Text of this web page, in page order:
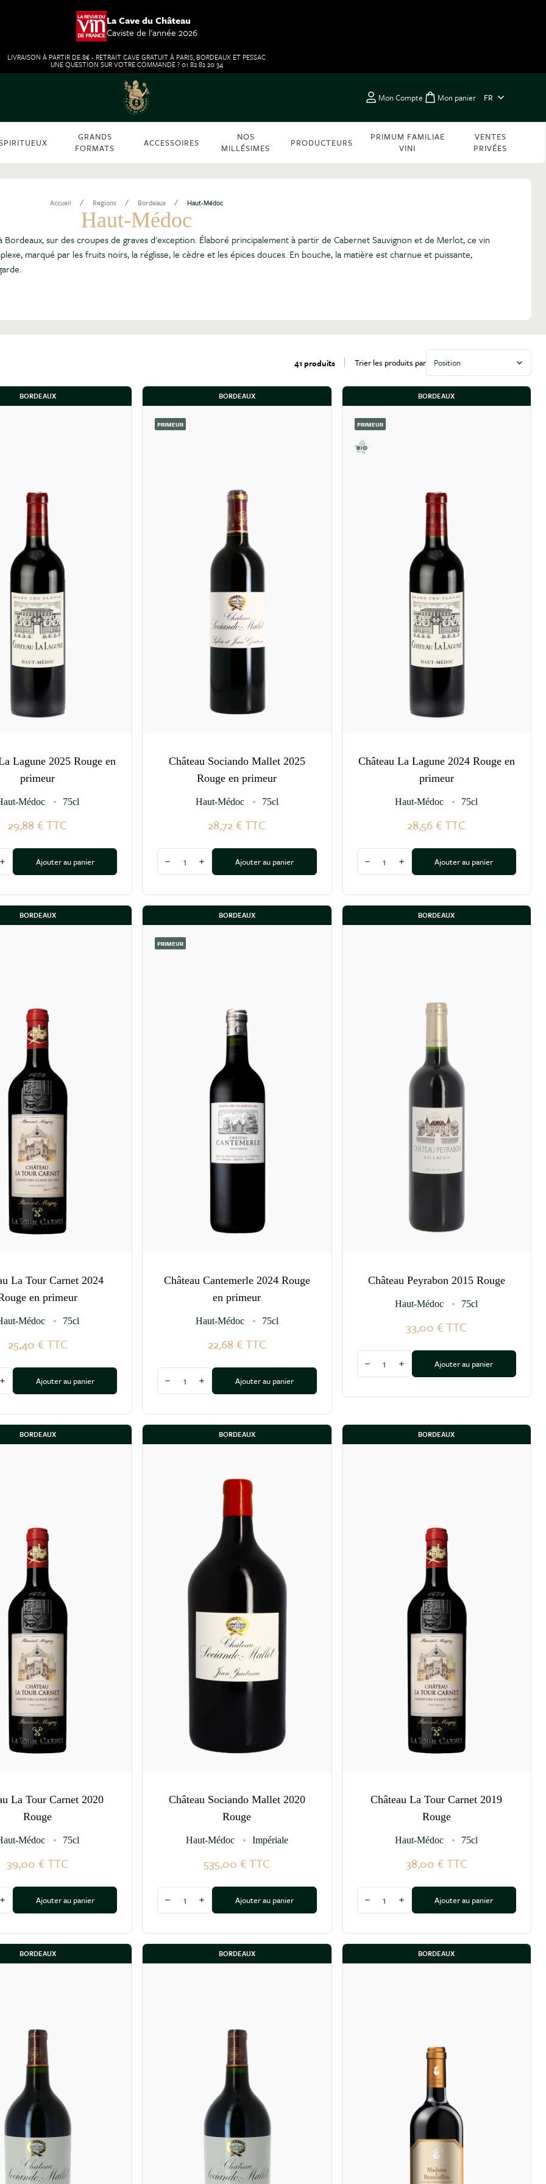
La Cave du Château
Caviste de l'année 2026
LIVRAISON À PARTIR DE 8€ - RETRAIT CAVE GRATUIT À PARIS, BORDEAUX ET PESSAC
UNE QUESTION SUR VOTRE COMMANDE ? 01 82 82 20 34
Mon Compte Toggle minicart,
Mon panier FR
GRANDS
FORMATS
ACCESSOIRES
NOS
MILLÉSIMES
PRODUCTEURS
PRIMUM FAMILIAE
VINI
VENTES
PRIVÉES
Accueil / Regions / Bordeaux / Haut-Médoc
Haut-Médoc
sur des croupes de graves d'exception. Élaboré principalement à partir de Cabernet Sauvignon et de Merlot, ce vin
marqué par les fruits noirs, la réglisse, le cèdre et les épices douces. En bouche, la matière est charnue et puissante,
41 produits Trier les produits par
BORDEAUX
Lagune 2025 Rouge en
primeur
Médoc 75cl
29,88 €TTC
la quantité
Augmenter la quantité
Ajouter au panier
BORDEAUX
PRIMEUR
Château Sociando Mallet 2025
Rouge en primeur
Haut-Médoc 75cl
28,72 € TTC
Diminuer la quantité
Augmenter la quantité
Ajouter au panier
BORDEAUX
PRIMEUR
Château La Lagune 2024 Rouge en
primeur
Haut-Médoc 75cl
28,56 €TTC
Diminuer la quantité
Augmenter la quantité
Ajouter au panier
BORDEAUX
La Tour Carnet 2024
en primeur
Médoc 75cl
25,40 €TTC
la quantité
Augmenter la quantité
Ajouter au panier
BORDEAUX
PRIMEUR
Château Cantemerle 2024 Rouge
en primeur
Haut-Médoc 75cl
22,68 €TTC
Diminuer la quantité
Augmenter la quantité
Ajouter au panier
BORDEAUX
Château Peyrabon 2015 Rouge
Haut-Médoc 75cl
33,00 €TTC
Diminuer la quantité
Augmenter la quantité
Ajouter au panier
BORDEAUX
La Tour Carnet 2020
Rouge
Médoc 75cl
39,00 €TTC
la quantité
Augmenter la quantité
Ajouter au panier
BORDEAUX
Château Sociando Mallet 2020
Rouge
Haut-Médoc Impériale
535,00 € TTC
Diminuer la quantité
Augmenter la quantité
Ajouter au panier
BORDEAUX
Château La Tour Carnet 2019
Rouge
Haut-Médoc 75cl
38,00 €TTC
Diminuer la quantité
Augmenter la quantité
Ajouter au panier
BORDEAUX BORDEAUX BORDEAUX